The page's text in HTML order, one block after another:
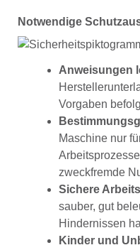
Notwendige
Anweisungen
Vorgaben
Maschine nur
zweckfremde
Sichere
sauber, gut
Hindernissen
Kinder und